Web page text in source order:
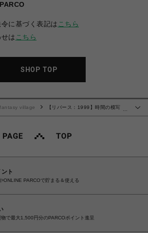
に基づく表記は こちら
は こちら
SHOP TOP
fantasy village
【リバース：1999】時間の模写
ト
ONLINE PARCOで貯まる＆使える
で最大1,500円分のPARCOポイント進呈